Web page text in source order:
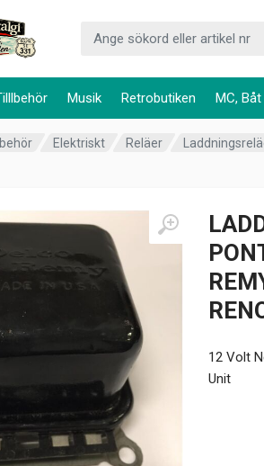
Musik Retrobutiken MC,
Elektriskt Reläer
12 Volt
Unit